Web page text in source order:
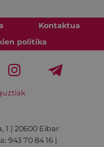
Kontaktua
politika
1 | 20600 Eibar
943 70 84 16 |